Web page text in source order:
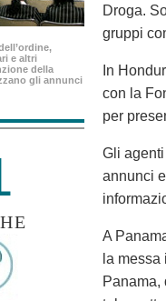
e altri
della
gli annunci
Droga.
gruppi
In
con la
per
Gli
annunci
A
la
Panama,